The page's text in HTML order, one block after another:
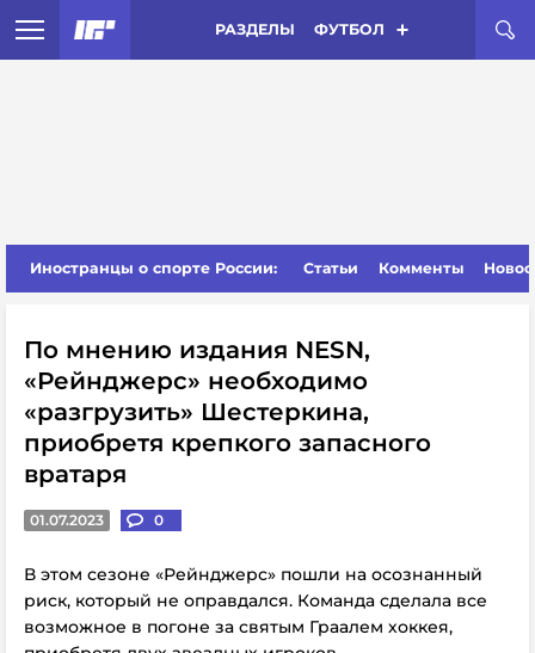
РАЗДЕЛЫ ФУТБОЛ
Иностранцы о спорте России: Статьи Комменты
По мнению издания NESN,
«Рейнджерс» необходимо
«разгрузить» Шестеркина,
приобретя крепкого запасного
вратаря
01.07.2023 0
В этом сезоне «Рейнджерс» пошли на осознанный
риск, который не оправдался. Команда сделала все
возможное в погоне за святым Граалем хоккея,